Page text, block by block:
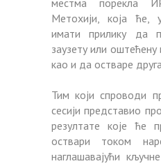
Метохији, која ће,
имати прилику да
заузету или
као и да остваре
Тим који спроводи
сесији представио
резултате које ће
оствари током
наглашавајући